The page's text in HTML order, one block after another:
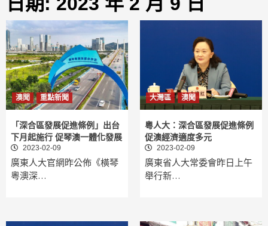
澳聞 重點新聞
「深合區發展促進條例」出台
下月起施行 促琴澳一體化發展
2023-02-09
廣東人大官網昨公佈《橫琴
粵澳深…
大灣區 澳聞
粵人大：深合區發展促進條例
促澳經濟適度多元
2023-02-09
廣東省人大常委會昨日上午
舉行新…